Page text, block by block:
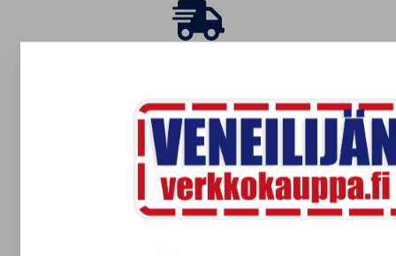
Tilaustuotteet yleensä 2-7 arkipäivää.
Asiakaspalvelu
020 755 8926